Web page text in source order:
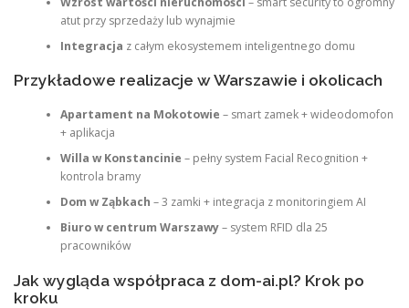
atut przy sprzedaży lub wynajmie
Integracja z całym ekosystemem inteligentnego domu
Przykładowe realizacje w Warszawie i okolicach
Apartament na Mokotowie – smart zamek + wideodomofon
+ aplikacja
Willa w Konstancinie – pełny system Facial Recognition +
kontrola bramy
Dom w Ząbkach – 3 zamki + integracja z monitoringiem AI
Biuro w centrum Warszawy– system RFID dla 25
pracowników
Jak wygląda współpraca z dom-ai.pl? Krok po
kroku